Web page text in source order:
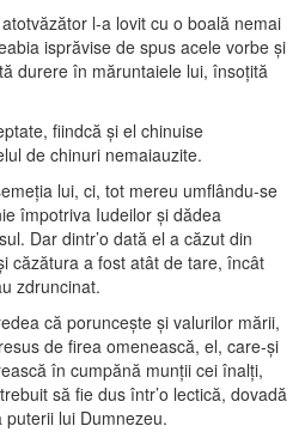
l-a lovit cu o boală nemai
isprăvise de spus acele vorbe şi
durere în măruntaiele lui, însoţită
fiindcă şi el chinuise
de chinuri nemaiauzite.
lui, ci, tot mereu umflându-se
împotriva Iudeilor şi dădea
Dar dintr’o dată el a căzut din
căzătura a fost atât de tare, încât
zdruncinat.
că porunceşte şi valurilor mării,
de firea omenească, el, care-şi
în cumpănă munţii cei înalţi,
să fie dus într’o lectică, dovadă
lui Dumnezeu.